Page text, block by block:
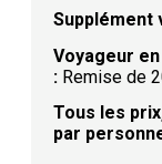
Supplément
Voyageur
: Remise de
Tous les
par